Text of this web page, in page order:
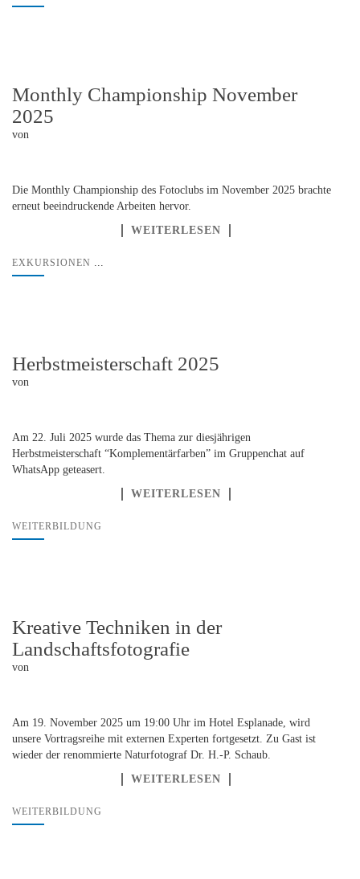
Monthly Championship November
2025
von
Die Monthly Championship des Fotoclubs im November 2025 brachte
erneut beeindruckende Arbeiten hervor.
WEITERLESEN
EXKURSIONEN ...
Herbstmeisterschaft 2025
von
Am 22. Juli 2025 wurde das Thema zur diesjährigen
Herbstmeisterschaft “Komplementärfarben” im Gruppenchat auf
WhatsApp geteasert.
WEITERLESEN
WEITERBILDUNG
Kreative Techniken in der
Landschaftsfotografie
von
Am 19. November 2025 um 19:00 Uhr im Hotel Esplanade, wird
unsere Vortragsreihe mit externen Experten fortgesetzt. Zu Gast ist
wieder der renommierte Naturfotograf Dr. H.-P. Schaub.
WEITERLESEN
WEITERBILDUNG